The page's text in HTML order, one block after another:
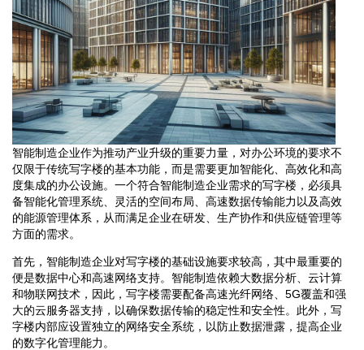
智能制造企业作为推动产业升级的重要力量，对办公环境的要求不
仅限于传统写字楼的基本功能，而是需要更加智能化、高效化和高
度集成的办公设施。一个符合智能制造企业需求的写字楼，必须具
备智能化管理系统、灵活的空间布局、高速数据传输能力以及高效
的能源管理体系，从而满足企业在研发、生产协作和供应链管理等
方面的需求。
首先，智能制造企业对写字楼的基础设施要求较高，其中最重要的
便是数据中心和高速网络支持。智能制造依赖大数据分析、云计算
和物联网技术，因此，写字楼需要配备高速光纤网络、5G覆盖和强
大的云服务器支持，以确保数据传输的稳定性和安全性。此外，写
字楼内部应设置独立的网络安全系统，以防止数据泄露，提高企业
的数字化管理能力。